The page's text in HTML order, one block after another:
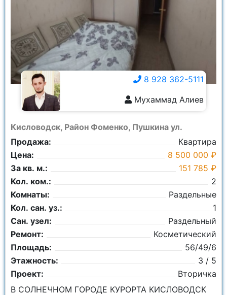
Кисловодск, Район Фоменко, Пушкина ул.
Продажа:
Квартира
Цена:
8 500 000 ₽
За кв. м.:
151 785 ₽
Кол. ком.:
2
Комнаты:
Раздельные
Кол. сан. уз.:
1
Сан. узел:
Раздельный
Ремонт:
Косметический
Площадь:
56/49/6
Этажность:
3 / 5
Проект:
Вторичка
8 928 362-5111
Мухаммад Алиев
В СОЛНЕЧНОМ ГОРОДЕ КУРОРТА КИСЛОВОДСК